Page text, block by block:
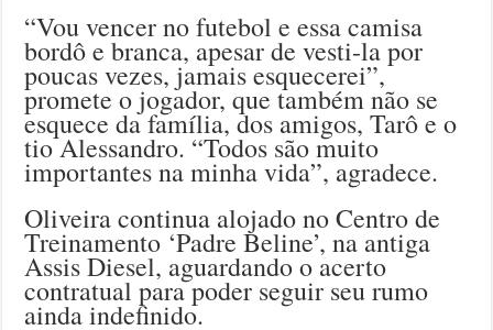
“Vou vencer no futebol e essa camisa
bordô e branca, apesar de vesti-la por
poucas vezes, jamais esquecerei”,
promete o jogador, que também não se
esquece da família, dos amigos, Tarô e o
tio Alessandro. “Todos são muito
importantes na minha vida”, agradece.
Oliveira continua alojado no Centro de
Treinamento ‘Padre Beline’, na antiga
Assis Diesel, aguardando o acerto
contratual para poder seguir seu rumo
ainda indefinido.